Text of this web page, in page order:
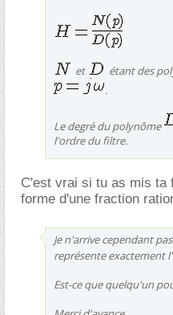
et étant des
.
Le degré du polynôme
l'ordre du filtre.
C'est vrai si tu as mis ta
forme d'une fraction
Je n'arrive cependant
représente exactement
Est-ce que quelqu'un